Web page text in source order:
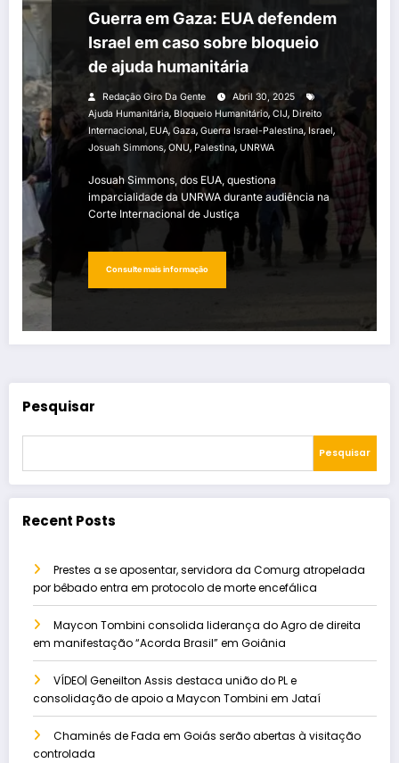
Guerra em Gaza: EUA defendem
Israel em caso sobre bloqueio
de ajuda humanitária
Redação Giro Da Gente
Abril 30, 2025
Ajuda Humanitária, Bloqueio Humanitário, CIJ, Direito
Internacional, EUA,Gaza, Guerra Israel-Palestina, Israel,
Josuah Simmons, ONU, Palestina, UNRWA
Josuah Simmons, dos EUA, questiona
imparcialidade da UNRWA durante audiência na
Corte Internacional de Justiça
Consulte mais informação
Pesquisar
Pesquisar
Recent Posts
Prestes a se aposentar, servidora da Comurg atropelada
por bêbado entra em protocolo de morte encefálica
Maycon Tombini consolida liderança do Agro de direita
em manifestação “Acorda Brasil” em Goiânia
VÍDEO| Geneilton Assis destaca união do PL e
consolidação de apoio a Maycon Tombini em Jataí
Chaminés de Fada em Goiás serão abertas à visitação
controlada